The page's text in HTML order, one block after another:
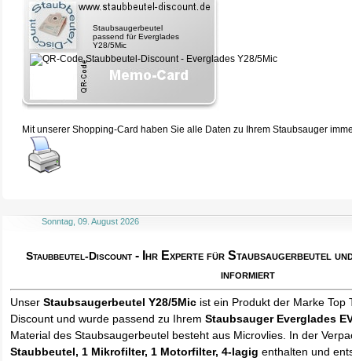
Staubsaugerbeutel
passend für Everglades
Y28/5Mic
Mit unserer Shopping-Card haben Sie alle Daten zu Ihrem Staubsauger
Sonntag, 09. August 2026
Staubbeutel-Discount - Ihr Experte für Staubsaugerbeutel
informiert
UnserStaubsaugerbeutel Y28/5Mic ist ein Produkt der Marke Top
Discount und wurde passend zu IhremStaubsauger Everglades
Material des Staubsaugerbeutel besteht aus Microvlies. In der
Staubbeutel, 1 Mikrofilter, 1 Motorfilter, 4-lagig enthalten und